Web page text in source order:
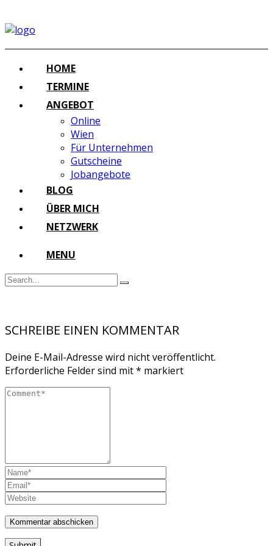
HOME
TERMINE
ANGEBOT
Online
Wien
Für Unternehmen
Gutscheine
Jobangebote
BLOG
ÜBER MICH
NETZWERK
MENU
SCHREIBE EINEN KOMMENTAR
Deine E-Mail-Adresse wird nicht veröffentlicht.
Erforderliche Felder sind mit* markiert